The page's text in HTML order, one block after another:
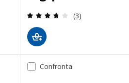
fuori da 5 stelle. Totale
Recensione:
(3)
Confronta